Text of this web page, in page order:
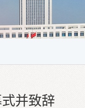
并致辞